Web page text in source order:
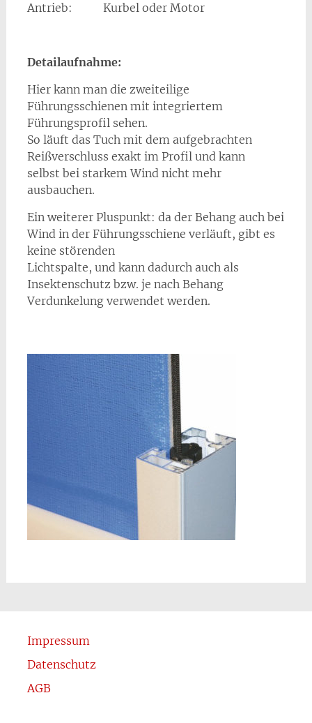
Antrieb: Kurbel oder Motor
Detailaufnahme:
Hier kann man die zweiteilige
Führungsschienen mit integriertem
Führungsprofil sehen.
So läuft das Tuch mit dem aufgebrachten
Reißverschluss exakt im Profil und kann
selbst bei starkem Wind nicht mehr
ausbauchen.
Ein weiterer Pluspunkt: da der Behang auch bei
Wind in der Führungsschiene verläuft, gibt es
keine störenden
Lichtspalte, und kann dadurch auch als
Insektenschutz bzw. je nach Behang
Verdunkelung verwendet werden.
Impressum
Datenschutz
AGB